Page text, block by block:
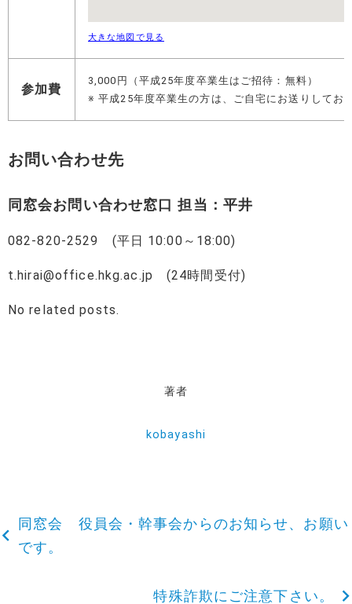
大きな地図で見る
参加費
3,000円
（平成25年度卒業生はご招待：無料）
※ 平成25年度卒業生の方は、ご自宅にお送りしてお
お問い合わせ先
同窓会お問い合わせ窓口 担当：平井
082-820-2529 (平日 10:00～18:00)
t.hirai@office.hkg.ac.jp (24時間受付)
No related posts.
著者
kobayashi
投同窓会 役員会・幹事会からのお知らせ、お願い
です。
特殊詐欺にご注意下さい。